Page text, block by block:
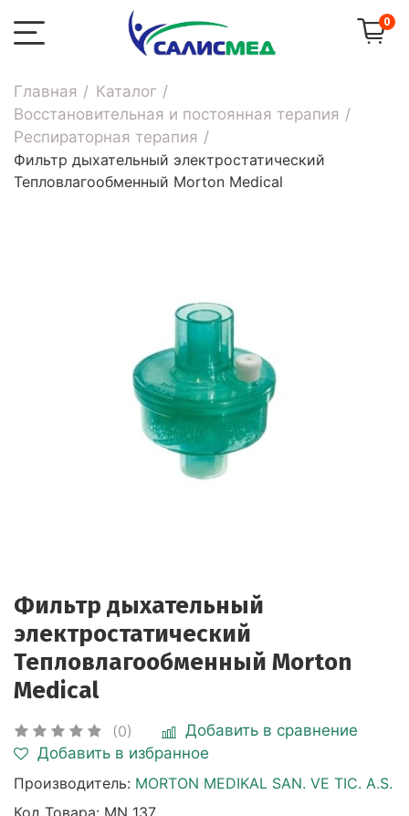
0
Главная
Каталог
Восстановительная и постоянная терапия
Респираторная терапия
Фильтр дыхательный электростатический
Тепловлагообменный Morton Medical
Фильтр дыхательный
электростатический
Тепловлагообменный Morton
Medical
(0)
Добавить в сравнение
Добавить в избранное
Производитель: MORTON MEDIKAL SAN. VE TIC. A.S.
Код Товара: MN 137